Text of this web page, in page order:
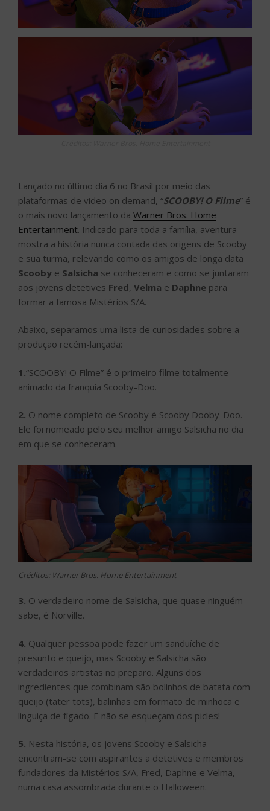
Lançado no último dia 6 no Brasil por meio das
plataformas de video on demand, “SCOOBY! O Filme” é
o mais novo lançamento da Warner Bros. Home
Entertainment. Indicado para toda a família, aventura
mostra a história nunca contada das origens de Scooby
e sua turma, relevando como os amigos de longa data
Scooby e Salsicha se conheceram e como se juntaram
aos jovens detetives Fred, Velma e Daphne para
formar a famosa Mistérios S/A.
Abaixo, separamos uma lista de curiosidades sobre a
produção recém-lançada:
1.“SCOOBY! O Filme” é o primeiro filme totalmente
animado da franquia Scooby-Doo.
2. O nome completo de Scooby é Scooby Dooby-Doo.
Ele foi nomeado pelo seu melhor amigo Salsicha no dia
em que se conheceram.
Créditos: Warner Bros. Home Entertainment
3. O verdadeiro nome de Salsicha, que quase ninguém
sabe, é Norville.
4. Qualquer pessoa pode fazer um sanduíche de
presunto e queijo, mas Scooby e Salsicha são
verdadeiros artistas no preparo. Alguns dos
ingredientes que combinam são bolinhos de batata com
queijo (tater tots), balinhas em formato de minhoca e
linguiça de fígado. E não se esqueçam dos picles!
5. Nesta história, os jovens Scooby e Salsicha
encontram-se com aspirantes a detetives e membros
fundadores da Mistérios S/A, Fred, Daphne e Velma,
numa casa assombrada durante o Halloween.